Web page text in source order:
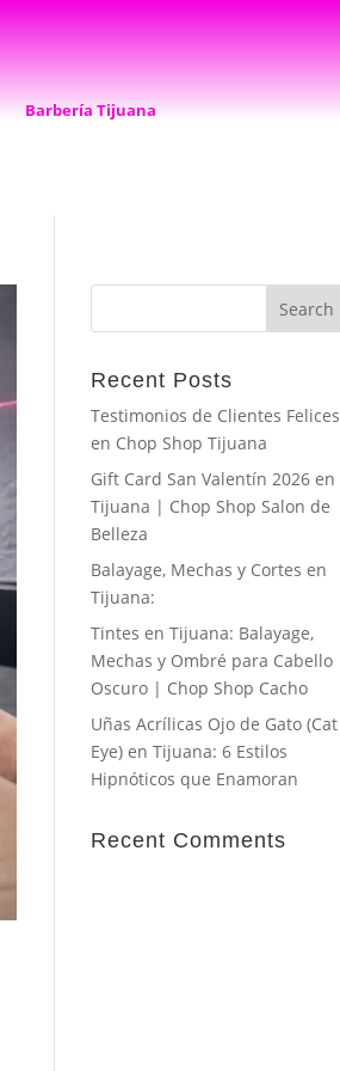
Barbería Tijuana
Recent Posts
Testimonios de Clientes Felices
en Chop Shop Tijuana
Gift Card San Valentín 2026 en
Tijuana | Chop Shop Salon de
Belleza
Balayage, Mechas y Cortes en
Tijuana:
Tintes en Tijuana: Balayage,
Mechas y Ombré para Cabello
Oscuro | Chop Shop Cacho
Uñas Acrílicas Ojo de Gato (Cat
Eye) en Tijuana: 6 Estilos
Hipnóticos que Enamoran
Recent Comments